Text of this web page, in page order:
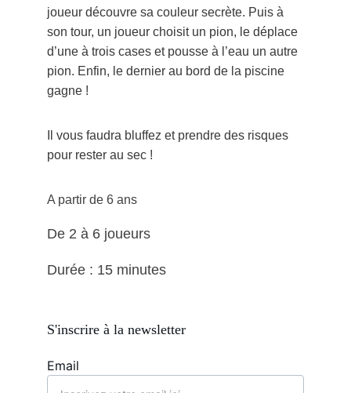
joueur découvre sa couleur secrète. Puis à
son tour, un joueur choisit un pion, le déplace
d’une à trois cases et pousse à l’eau un autre
pion. Enfin, le dernier au bord de la piscine
gagne !
Il vous faudra bluffez et prendre des risques
pour rester au sec !
A partir de 6 ans
De 2 à 6 joueurs
Durée : 15 minutes
Email
S'inscrire à la newsletter